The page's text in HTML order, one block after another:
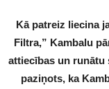
Kā patreiz liecina
Filtra,” Kambalu
attiecības un runātu
paziņots, ka